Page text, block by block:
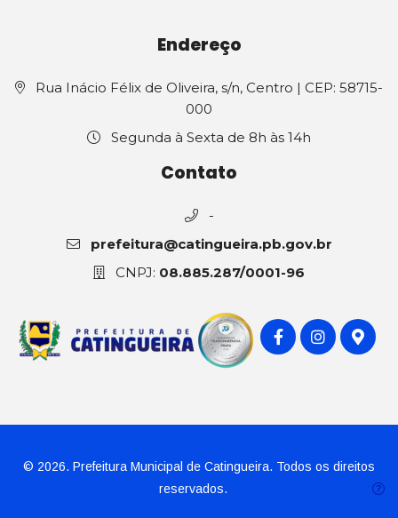
Endereço
Rua Inácio Félix de Oliveira, s/n, Centro | CEP: 58715-
000
Segunda à Sexta de 8h às 14h
Contato
-
prefeitura@catingueira.pb.gov.br
CNPJ: 08.885.287/0001-96
© 2026. Prefeitura Municipal de Catingueira. Todos os direitos
reservados.